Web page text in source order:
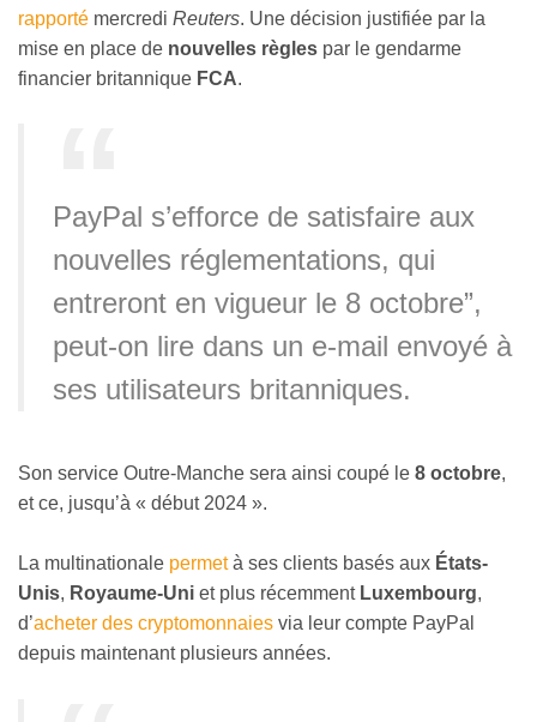
rapporté mercredi Reuters. Une décision justifiée par la
mise en place de nouvelles règles par le gendarme
financier britannique FCA.
PayPal s’efforce de satisfaire aux
nouvelles réglementations, qui
entreront en vigueur le 8 octobre”,
peut-on lire dans un e-mail envoyé à
ses utilisateurs britanniques.
Son service Outre-Manche sera ainsi coupé le 8 octobre,
et ce, jusqu’à « début 2024 ».
La multinationale permetà ses clients basés aux États-
Unis, Royaume-Uni et plus récemment Luxembourg,
d’acheter des cryptomonnaies via leur compte PayPal
depuis maintenant plusieurs années.